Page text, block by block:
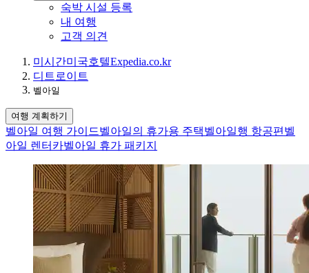
숙박 시설 등록
내 여행
고객 의견
미시간미국호텔Expedia.co.kr
디트로이트
벨아일
여행 계획하기
벨아일 여행 가이드벨아일의 휴가용 주택벨아일행 항공편 벨
아일 렌터카벨아일 휴가 패키지